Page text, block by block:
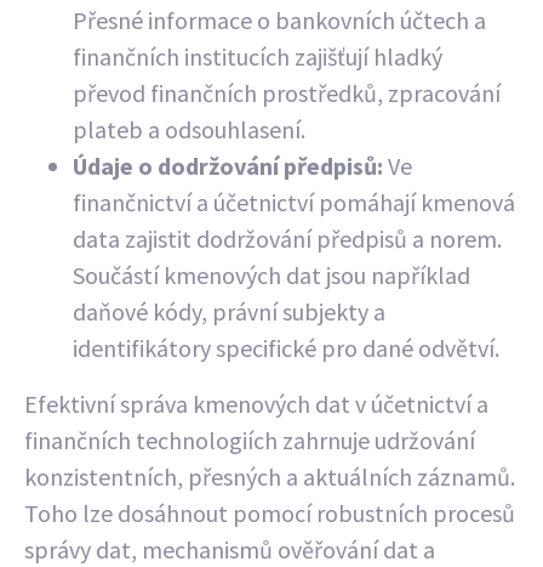
Přesné informace o bankovních účtech a
finančních institucích zajišťují hladký
převod finančních prostředků, zpracování
plateb a odsouhlasení.
Údaje o dodržování předpisů: Ve
finančnictví a účetnictví pomáhají kmenová
data zajistit dodržování předpisů a norem.
Součástí kmenových dat jsou například
daňové kódy, právní subjekty a
identifikátory specifické pro dané odvětví.
Efektivní správa kmenových dat v účetnictví a
finančních technologiích zahrnuje udržování
konzistentních, přesných a aktuálních záznamů.
Toho lze dosáhnout pomocí robustních procesů
správy dat, mechanismů ověřování dat a